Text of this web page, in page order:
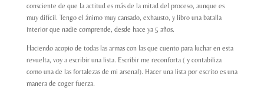
consciente de que la actitud es más de la mitad del proceso, aunque es
muy difícil. Tengo el ánimo muy cansado, exhausto, y libro una batalla
interior que nadie comprende, desde hace ya 5 años.
Haciendo acopio de todas las armas con las que cuento para luchar en esta
revuelta, voy a escribir una lista. Escribir me reconforta ( y contabiliza
como una de las fortalezas de mi arsenal). Hacer una lista por escrito es una
manera de coger fuerza.